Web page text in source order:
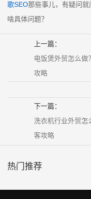
歌SEO那些事儿，有疑问
啥具体问题？
上一篇：
电饭煲外贸怎么做
攻略
下一篇：
洗衣机行业外贸怎
客攻略
热门推荐